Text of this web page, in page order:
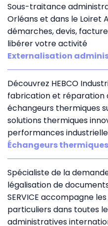
Sous-traitance
Orléans et dans le Loiret
démarches, devis,
libérer votre activité
Externalisation
Découvrez HEBCO
fabrication et réparation
échangeurs thermiques
solutions thermiques
performances
Échangeurs
Spécialiste de la
légalisation de documents
SERVICE accompagne
particuliers dans toutes
administratives